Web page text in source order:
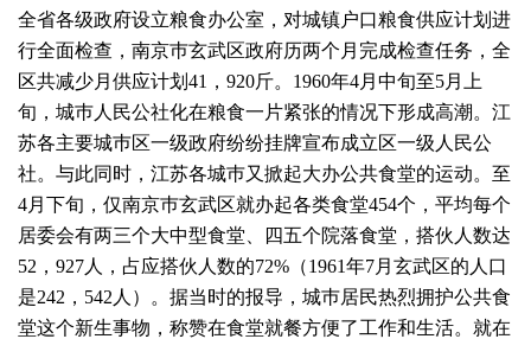
全省各级政府设立粮食办公室，对城镇户口粮食供应计划进
行全面检查，南京巿玄武区政府历两个月完成检查任务，全
区共减少月供应计划41，920斤。1960年4月中旬至5月上
旬，城巿人民公社化在粮食一片紧张的情况下形成高潮。江
苏各主要城巿区一级政府纷纷挂牌宣布成立区一级人民公
社。与此同时，江苏各城巿又掀起大办公共食堂的运动。至
4月下旬，仅南京巿玄武区就办起各类食堂454个，平均每个
居委会有两三个大中型食堂、四五个院落食堂，搭伙人数达
52，927人，占应搭伙人数的72%（1961年7月玄武区的人口
是242，542人）。据当时的报导，城巿居民热烈拥护公共食
堂这个新生事物，称赞在食堂就餐方便了工作和生活。就在